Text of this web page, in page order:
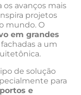
avanços mais
projetos
mundo. O
em grandes
a um
de solução
para
e